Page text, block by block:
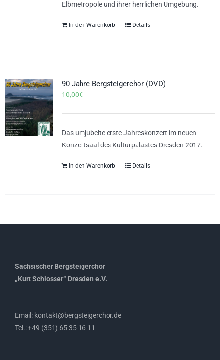
Elbmetropole und ihrer herrlichen Umgebung.
In den Warenkorb Details
90 Jahre Bergsteigerchor (DVD)
10,00€
Das umjubelte erste Jahreskonzert im neuen
Konzertsaal des Kulturpalastes Dresden 2017.
In den Warenkorb Details
Sächsischer Bergsteigerchor
„Kurt Schlosser“ Dresden e.V.
Email: kontakt@bergsteigerchor.de
Tel.: +49 (351) 65 35 16 11